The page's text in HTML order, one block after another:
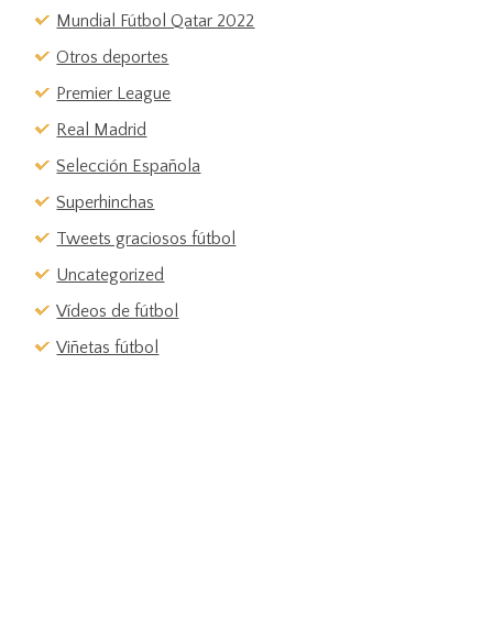
Mundial Fútbol Qatar 2022
Otros deportes
Premier League
Real Madrid
Selección Española
Superhinchas
Tweets graciosos fútbol
Uncategorized
Vídeos de fútbol
Viñetas fútbol